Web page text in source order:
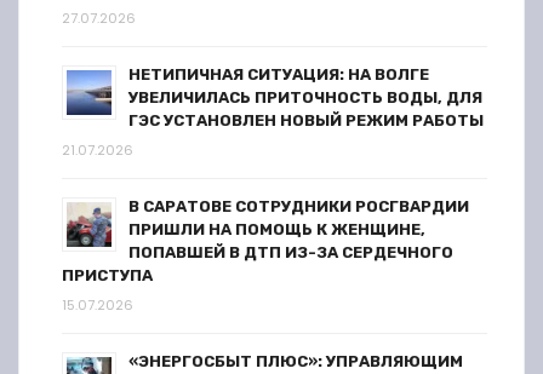
27.07.2026
НЕТИПИЧНАЯ СИТУАЦИЯ: НА ВОЛГЕ
УВЕЛИЧИЛАСЬ ПРИТОЧНОСТЬ ВОДЫ, ДЛЯ
ГЭС УСТАНОВЛЕН НОВЫЙ РЕЖИМ РАБОТЫ
21.07.2026
В САРАТОВЕ СОТРУДНИКИ РОСГВАРДИИ
ПРИШЛИ НА ПОМОЩЬ К ЖЕНЩИНЕ,
ПОПАВШЕЙ В ДТП ИЗ-ЗА СЕРДЕЧНОГО
ПРИСТУПА
15.07.2026
«ЭНЕРГОСБЫТ ПЛЮС»: УПРАВЛЯЮЩИМ